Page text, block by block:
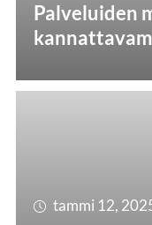
Palveluiden
tammi 12,